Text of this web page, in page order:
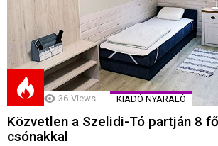
36 Views KIADÓ NYARALÓ
Közvetlen a Szelidi-Tó partján 8
csónakkal